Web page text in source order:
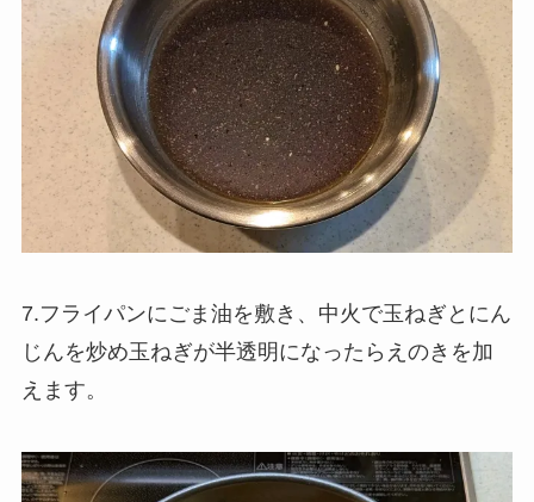
7.フライパンにごま油を敷き、中火で玉ねぎとにん
じんを炒め玉ねぎが半透明になったらえのきを加
えます。